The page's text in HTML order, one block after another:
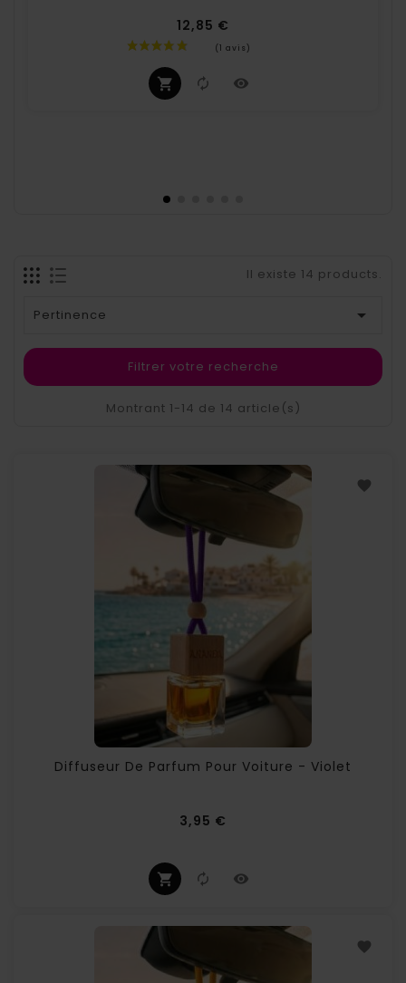
12,85 €
Il existe 14 products.
Pertinence 
Filtrer votre recherche
Montrant 1-14 de 14 article(s)
Diffuseur De Parfum Pour Voiture - Violet
3,95 €